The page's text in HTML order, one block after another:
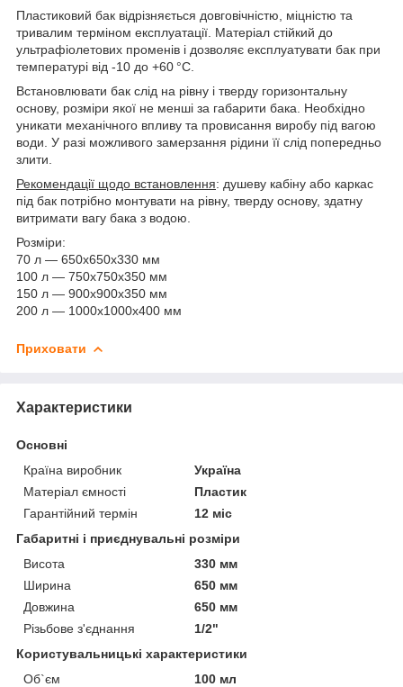
Пластиковий бак відрізняється довговічністю, міцністю та
тривалим терміном експлуатації. Матеріал стійкий до
ультрафіолетових променів і дозволяє експлуатувати бак при
температурі від -10 до +60 °С.
Встановлювати бак слід на рівну і тверду горизонтальну
основу, розміри якої не менші за габарити бака. Необхідно
уникати механічного впливу та провисання виробу під вагою
води. У разі можливого замерзання рідини її слід попередньо
злити.
Рекомендації щодо встановлення: душеву кабіну або каркас
під бак потрібно монтувати на рівну, тверду основу, здатну
витримати вагу бака з водою.
Розміри:
70 л — 650х650х330 мм
100 л — 750х750х350 мм
150 л — 900х900х350 мм
200 л — 1000х1000х400 мм
Приховати
Характеристики
Основні
Країна виробник
Україна
Матеріал ємності
Пластик
Гарантійний термін
12 міс
Габаритні і приєднувальні розміри
Висота
330 мм
Ширина
650 мм
Довжина
650 мм
Різьбове з'єднання
1/2"
Користувальницькі характеристики
Об`єм
100 мл